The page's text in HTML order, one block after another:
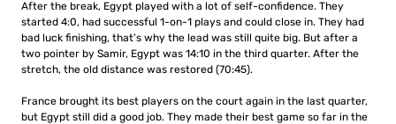
After the break, Egypt played with a lot of self-confidence. They
started 4:0, had successful 1-on-1 plays and could close in. They had
bad luck finishing, that’s why the lead was still quite big. But after a
two pointer by Samir, Egypt was 14:10 in the third quarter. After the
stretch, the old distance was restored (70:45).
France brought its best players on the court again in the last quarter,
but Egypt still did a good job. They made their best game so far in the